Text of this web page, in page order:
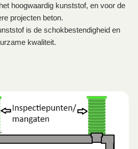
hoogwaardig kunststof, en voor de
projecten beton.
is de schokbestendigheid en
kwaliteit.